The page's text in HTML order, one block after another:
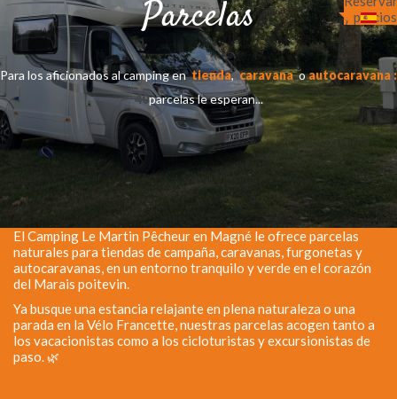
y precios
Parcelas
Para los aficionados al camping en tienda, caravana oautocaravana :
40parcelas le esperan...
El Camping Le Martin Pêcheur en Magné le ofrece parcelas
naturales para tiendas de campaña, caravanas, furgonetas y
autocaravanas, en un entorno tranquilo y verde en el corazón
del Marais poitevin.
Ya busque una estancia relajante en plena naturaleza o una
parada en la Vélo Francette, nuestras parcelas acogen tanto a
los vacacionistas como a los cicloturistas y excursionistas de
paso. 🌿